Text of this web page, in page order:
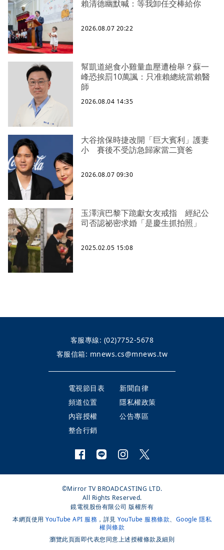
賴清德幽默喊：等我卸任交棒給你
2026.08.07 20:22
幫凱道絕食小雞量血壓遭檢舉？蘇一
峰恐挨罰10萬諷：只准賴總統當賴醫
師
2026.08.04 14:35
大谷捨保時捷改開「巨大賓利」護妻
小 賽後不受訪急歸家當二寶爸
2026.08.07 09:30
玉澤演巴黎下跪獻女友戒指 經紀公
司否認祕密求婚「是慶生抓拍照」
2025.02.05 15:08
客服專線: (02)7752-5678
客服信箱: mnews.cs@mnews.tw
電視節目表
新聞自律
頻道位置
隱私權政策
內容授權
公告專區
整合行銷
©Mirror TV BROADCASTING LTD.
All Rights Reserved.
鏡電視股份有限公司 版權所有
本網頁使用 YouTube API 服務 ，詳見 YouTube 服務條款、 Google 隱私
權與條款
瀏覽此頁面即代表您同意上述授權條款及細則